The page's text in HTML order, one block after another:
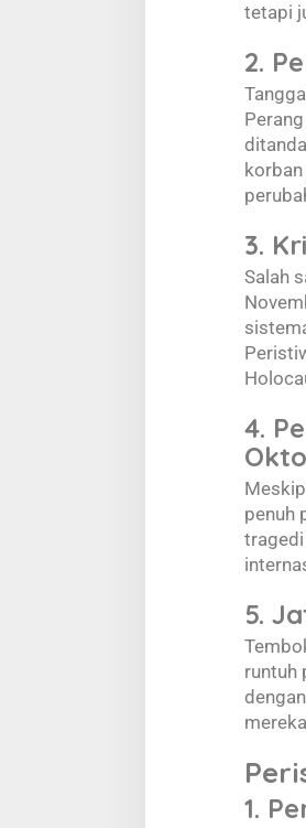
tetapi
2.
3.
Salah
4.
penuh
tragedi
5.
runtuh
1.